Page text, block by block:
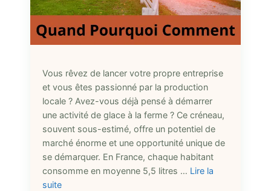
Vous rêvez de lancer votre propre entreprise
et vous êtes passionné par la production
locale ? Avez-vous déjà pensé à démarrer
une activité de glace à la ferme ? Ce créneau,
souvent sous-estimé, offre un potentiel de
marché énorme et une opportunité unique de
se démarquer. En France, chaque habitant
consomme en moyenne 5,5 litres … Lire la
suite